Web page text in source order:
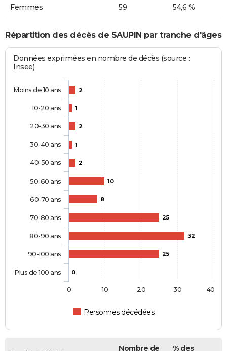
Femmes 59 54,6 %
Répartition des décès de SAUPIN par tranche d'âges
Données exprimées en nombre de décès (source :
Insee)
2
1
2
1
2
10
8
25
32
25
0
Personnes décédées
Moins de 10 ans
10-20 ans
20-30 ans
30-40 ans
40-50 ans
50-60 ans
60-70 ans
70-80 ans
80-90 ans
90-100 ans
Plus de 100 ans
0 10 20 30 40
Nombre de
% des